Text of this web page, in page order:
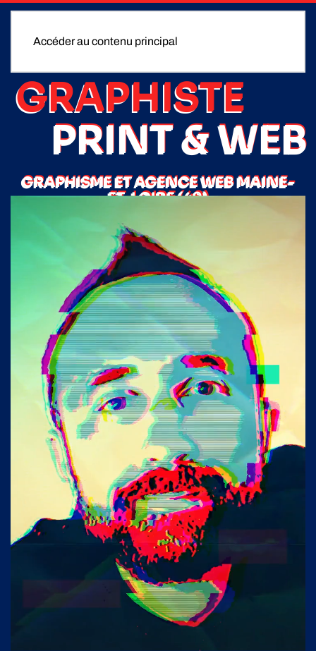
Accéder au contenu principal
GRAPHISTE
PRINT & WEB
GRAPHISME ET AGENCE WEB MAINE-
ET-LOIRE (49)